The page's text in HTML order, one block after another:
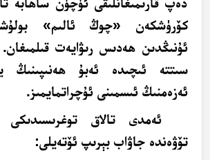
كۆرۈشكەن «چوڭ ئالىم»
ئۇنىڭدىن ھەدىس رىۋايەت
سىتتە ئىچىدە ئەبۇ ھەنىپىنىڭ
ئەزەمنىڭ ئىسمىنى ئۇچراتمايمىز.
ئەمدى تالاق توغرىسىدىكى
تۆۋەندە جاۋاب بېرىپ ئۆتەيلى: